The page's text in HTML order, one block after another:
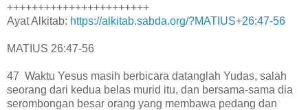
+++++++++++++++++++++++
Ayat Alkitab: https://alkitab.sabda.org/?MATIUS+26:47-56
MATIUS 26:47-56
47 Waktu Yesus masih berbicara datanglah Yudas, salah
seorang dari kedua belas murid itu, dan bersama-sama dia
serombongan besar orang yang membawa pedang dan